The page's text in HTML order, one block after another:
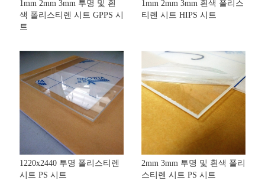
1mm 2mm 3mm 투명 및 흰
색 폴리스티렌 시트 GPPS 시
트
1mm 2mm 3mm 흰색 폴리스
티렌 시트 HIPS 시트
1220x2440 투명 폴리스티렌
시트 PS 시트
2mm 3mm 투명 및 흰색 폴리
스티렌 시트 PS 시트